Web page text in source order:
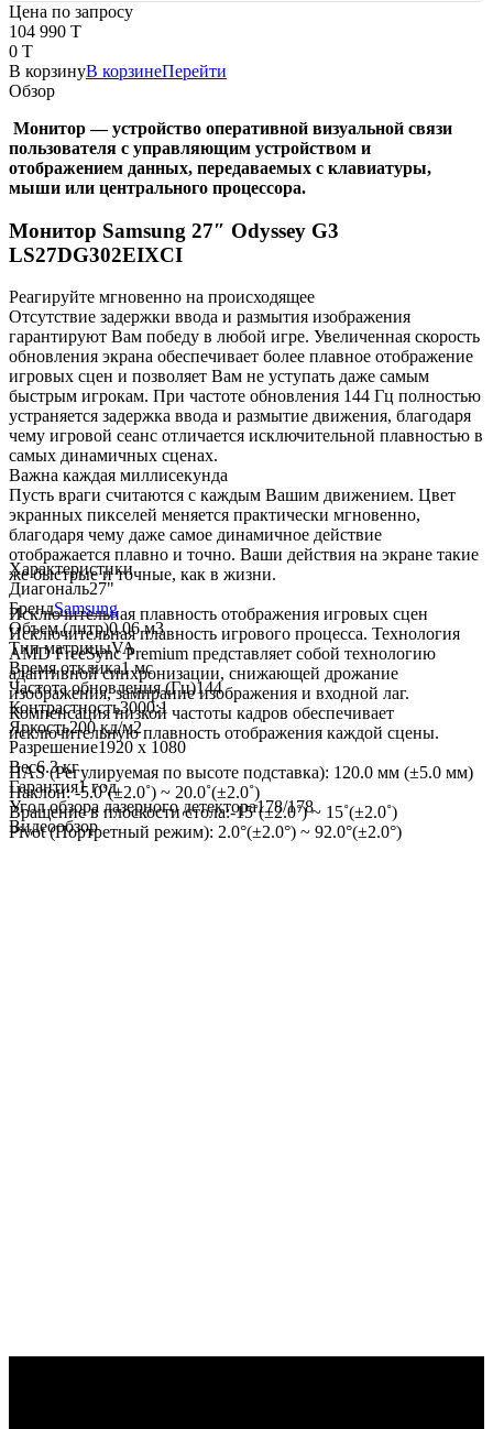
Цена по запросу
104 990 T
0 T
В корзинуВ корзинеПерейти
Обзор
Монитор — устройство оперативной визуальной связи
пользователя с управляющим устройством и
отображением данных, передаваемых с клавиатуры,
мыши или центрального процессора.
Монитор Samsung 27″ Odyssey G3
LS27DG302EIXCI
Реагируйте мгновенно на происходящее
Отсутствие задержки ввода и размытия изображения
гарантируют Вам победу в любой игре. Увеличенная скорость
обновления экрана обеспечивает более плавное отображение
игровых сцен и позволяет Вам не уступать даже самым
быстрым игрокам. При частоте обновления 144 Гц полностью
устраняется задержка ввода и размытие движения, благодаря
чему игровой сеанс отличается исключительной плавностью в
самых динамичных сценах.
Важна каждая миллисекунда
Пусть враги считаются с каждым Вашим движением. Цвет
экранных пикселей меняется практически мгновенно,
благодаря чему даже самое динамичное действие
отображается плавно и точно. Ваши действия на экране такие
же быстрые и точные, как в жизни.
Исключительная плавность отображения игровых сцен
Исключительная плавность игрового процесса. Технология
AMD FreeSync Premium представляет собой технологию
адаптивной синхронизации, снижающей дрожание
изображения, замирание изображения и входной лаг.
Компенсация низкой частоты кадров обеспечивает
исключительную плавность отображения каждой сцены.
HAS (Регулируемая по высоте подставка): 120.0 мм (±5.0 мм)
Наклон: -5.0˚(±2.0˚) ~ 20.0˚(±2.0˚)
Вращение в плоскости стола:-15˚(±2.0˚) ~ 15˚(±2.0˚)
Pivot (Портретный режим): 2.0°(±2.0°) ~ 92.0°(±2.0°)
Характеристики
Диагональ27"
БрендSamsung
Объем (литр)0.06 м3
Тип матрицыVA
Время отклика1 мс
Частота обновления (Гц)144
Контрастность3000:1
Яркость200 кд/м2
Разрешение1920 x 1080
Вес6.3 кг
Гарантия1 год
Угол обзора лазерного детектора178/178
Видеообзор